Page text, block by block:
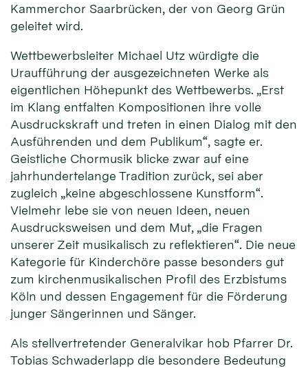
Kammerchor Saarbrücken, der von Georg Grün
geleitet wird.
Wettbewerbsleiter Michael Utz würdigte die
Uraufführung der ausgezeichneten Werke als
eigentlichen Höhepunkt des Wettbewerbs. „Erst
im Klang entfalten Kompositionen ihre volle
Ausdruckskraft und treten in einen Dialog mit den
Ausführenden und dem Publikum“, sagte er.
Geistliche Chormusik blicke zwar auf eine
jahrhundertelange Tradition zurück, sei aber
zugleich „keine abgeschlossene Kunstform“.
Vielmehr lebe sie von neuen Ideen, neuen
Ausdrucksweisen und dem Mut, „die Fragen
unserer Zeit musikalisch zu reflektieren“. Die neue
Kategorie für Kinderchöre passe besonders gut
zum kirchenmusikalischen Profil des Erzbistums
Köln und dessen Engagement für die Förderung
junger Sängerinnen und Sänger.
Als stellvertretender Generalvikar hob Pfarrer Dr.
Tobias Schwaderlapp die besondere Bedeutung